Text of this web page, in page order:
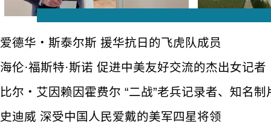
爱德华・斯泰尔斯 援华抗日的飞虎队成员
海伦·福斯特·斯诺 促进中美友好交流的杰出女记者
比尔・艾因赖因霍费尔 “二战”老兵记录者、知名制
史迪威 深受中国人民爱戴的美军四星将领